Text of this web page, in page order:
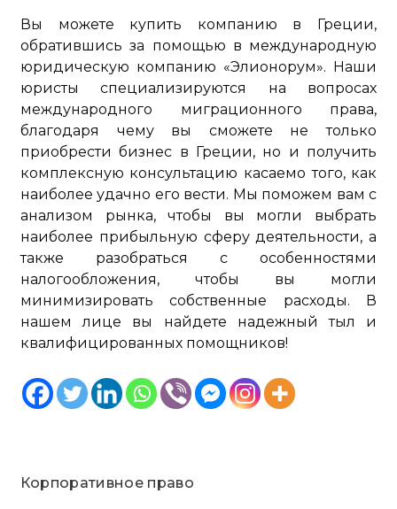
Вы можете купить компанию в Греции,
обратившись за помощью в международную
юридическую компанию «Элионорум». Наши
юристы специализируются на вопросах
международного миграционного права,
благодаря чему вы сможете не только
приобрести бизнес в Греции, но и получить
комплексную консультацию касаемо того, как
наиболее удачно его вести. Мы поможем вам с
анализом рынка, чтобы вы могли выбрать
наиболее прибыльную сферу деятельности, а
также разобраться с особенностями
налогообложения, чтобы вы могли
минимизировать собственные расходы. В
нашем лице вы найдете надежный тыл и
квалифицированных помощников!
Корпоративное право